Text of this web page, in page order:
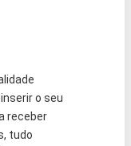
o seu
receber
tudo